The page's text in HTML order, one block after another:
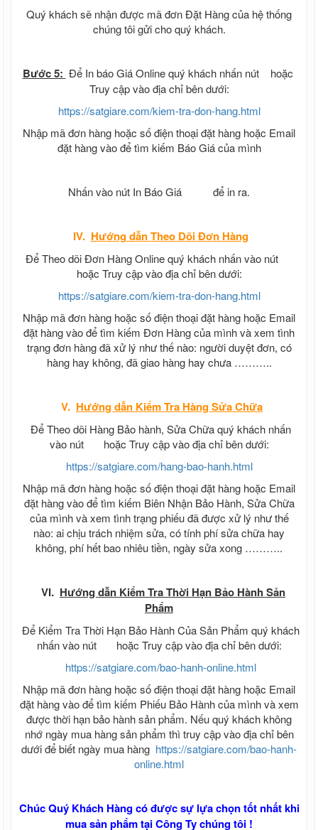
Quý khách sẽ nhận được mã đơn Đặt Hàng của hệ thống
chúng tôi gửi cho quý khách.
Bước 5: Để In báo Giá Online quý khách nhấn nút
hoặc
Truy cập vào địa chỉ bên dưới:
https://satgiare.com/kiem-tra-don-hang.html
Nhập mã đơn hàng hoặc số điện thoại đặt hàng hoặc Email
đặt hàng vào để tìm kiếm Báo Giá của mình
Nhấn vào nút In Báo Giá để in ra.
IV. Hướng dẫn Theo Dõi Đơn Hàng
Để Theo dõi Đơn Hàng Online quý khách nhấn vào nút
hoặc Truy cập vào địa chỉ bên dưới:
https://satgiare.com/kiem-tra-don-hang.html
Nhập mã đơn hàng hoặc số điện thoại đặt hàng hoặc Email
đặt hàng vào để tìm kiếm Đơn Hàng của mình và xem tình
trạng đơn hàng đã xử lý như thế nào: người duyệt đơn, có
hàng hay không, đã giao hàng hay chưa ………..
V. Hướng dẫn Kiểm Tra Hàng Sửa Chữa
Để Theo dõi Hàng Bảo hành, Sửa Chữa quý khách nhấn
vào nút
hoặc Truy cập vào địa chỉ bên dưới:
https://satgiare.com/hang-bao-hanh.html
Nhập mã đơn hàng hoặc số điện thoại đặt hàng hoặc Email
đặt hàng vào để tìm kiếm Biên Nhận Bảo Hành, Sửa Chữa
của mình và xem tình trạng phiếu đã được xử lý như thế
nào: ai chịu trách nhiệm sửa, có tính phí sửa chữa hay
không, phí hết bao nhiêu tiền, ngày sửa xong ………..
VI. Hướng dẫn Kiểm Tra Thời Hạn Bảo Hành Sản
Phẩm
Để Kiểm Tra Thời Hạn Bảo Hành Của Sản Phẩm quý khách
nhấn vào nút
hoặc Truy cập vào địa chỉ bên dưới:
https://satgiare.com/bao-hanh-online.html
Nhập mã đơn hàng hoặc số điện thoại đặt hàng hoặc Email
đặt hàng vào để tìm kiếm Phiếu Bảo Hành của mình và xem
được thời hạn bảo hành sản phẩm. Nếu quý khách không
nhớ ngày mua hàng sản phẩm thì truy cập vào địa chỉ bên
dưới để biết ngày mua hàng https://satgiare.com/bao-hanh-
online.html
Chúc Quý Khách Hàng có được sự lựa chọn tốt nhất khi
mua sản phẩm tại Công Ty chúng tôi !